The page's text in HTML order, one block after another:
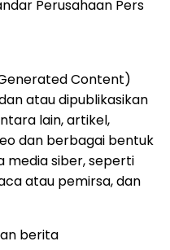
Perusahaan Pers
Content)
atau dipublikasikan
lain, artikel,
dan berbagai bentuk
media siber, seperti
atau pemirsa, dan
berita